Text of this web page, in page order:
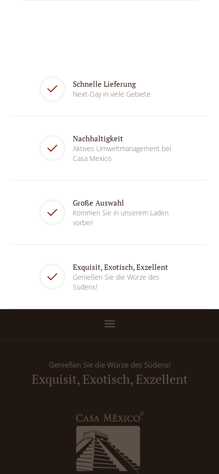
Schnelle Lieferung
Next-Day in viele Gebiete
Nachhaltigkeit
Aktives Umweltmanagement bei
Casa Mexico
Große Auswahl
Kommen Sie in unserem Laden
vorbei!
Exquisit, Exotisch, Exzellent
Genießen Sie die Würze des
Südens!
Genießen Sie die Würze des Südens!
Exquisit, Exotisch, Exzellent